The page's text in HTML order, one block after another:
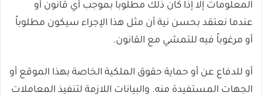
المعلومات إلا إذا كان ذلك مطلوباً بموجب أي قانون أو
عندما نعتقد بحسن نية أن مثل هذا الإجراء سيكون مطلوباً
أو مرغوباً فيه للتمشي مع القانون.
أو للدفاع عن أو حماية حقوق الملكية الخاصة بهذا الموقع أو
الجهات المستفيدة منه. والبيانات اللازمة لتنفيذ المعاملات